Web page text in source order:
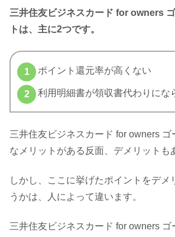
三井住友ビジネスカード for owners
トは、主に2つです。
ポイント還元率が高くない
利用明細書が領収書代わりにな
三井住友ビジネスカード for owners ゴ
なメリットがある反面、デメリットも
しかし、ここに挙げたポイントをデメ
うかは、人によって違います。
三井住友ビジネスカード for owners ゴ